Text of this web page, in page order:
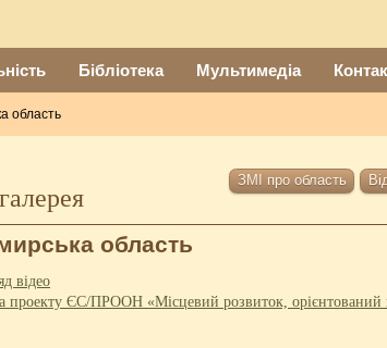
Бібліотека Мультимедіа
область
ЗМІ про область
область
проекту ЄС/ПРООН «Місцевий розвиток, орієнтований